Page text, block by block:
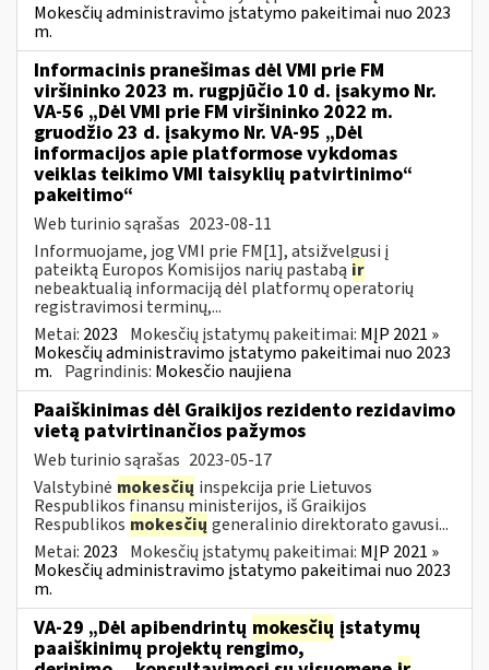
Mokesčių administravimo įstatymo pakeitimai nuo 2023
m.
Informacinis pranešimas dėl VMI prie FM
viršininko 2023 m. rugpjūčio 10 d. įsakymo Nr.
VA-56 „Dėl VMI prie FM viršininko 2022 m.
gruodžio 23 d. įsakymo Nr. VA-95 „Dėl
informacijos apie platformose vykdomas
veiklas teikimo VMI taisyklių patvirtinimo“
pakeitimo“
Web turinio sąrašas 2023-08-11
Informuojame, jog VMI prie FM[1], atsižvelgusi į
pateiktą Europos Komisijos narių pastabą ir
nebeaktualią informaciją dėl platformų operatorių
registravimosi terminų,...
Metai: 2023 Mokesčių įstatymų pakeitimai: MĮP 2021 »
Mokesčių administravimo įstatymo pakeitimai nuo 2023
m. Pagrindinis: Mokesčio naujiena
Paaiškinimas dėl Graikijos rezidento rezidavimo
vietą patvirtinančios pažymos
Web turinio sąrašas 2023-05-17
Valstybinė mokesčių inspekcija prie Lietuvos
Respublikos finansų ministerijos, iš Graikijos
Respublikos mokesčių generalinio direktorato gavusi...
Metai: 2023 Mokesčių įstatymų pakeitimai: MĮP 2021 »
Mokesčių administravimo įstatymo pakeitimai nuo 2023
m.
VA-29 „Dėl apibendrintų mokesčių įstatymų
paaiškinimų projektų rengimo,